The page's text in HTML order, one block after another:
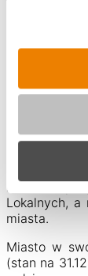
Mieszkania
mieszkań
budowa
ramach
inwestycji to
pochodzi z
Krajowego z
milion zł
Lokalnych, a
miasta.
Miasto w
(stan na